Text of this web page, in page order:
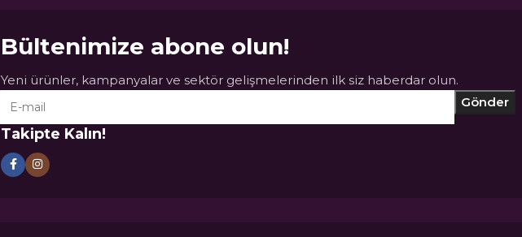
Bültenimize abone olun!
Yeni ürünler, kampanyalar ve sektör gelişmelerinden ilk siz haberdar olun.
Takipte Kalın!